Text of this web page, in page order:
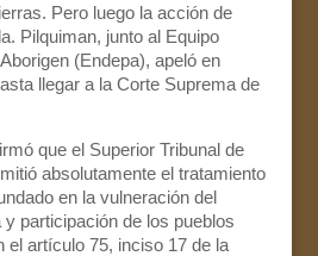
Pero luego la acción de
Pilquiman, junto al Equipo
(Endepa), apeló en
llegar a la Corte Suprema de
que el Superior Tribunal de
absolutamente el tratamiento
en la vulneración del
participación de los pueblos
el artículo 75, inciso 17 de la